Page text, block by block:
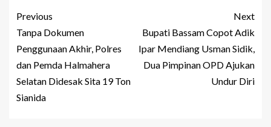
Previous
Tanpa Dokumen
Penggunaan Akhir, Polres
dan Pemda Halmahera
Selatan Didesak Sita 19 Ton
Sianida
Next
Bupati Bassam Copot Adik
Ipar Mendiang Usman Sidik,
Dua Pimpinan OPD Ajukan
Undur Diri